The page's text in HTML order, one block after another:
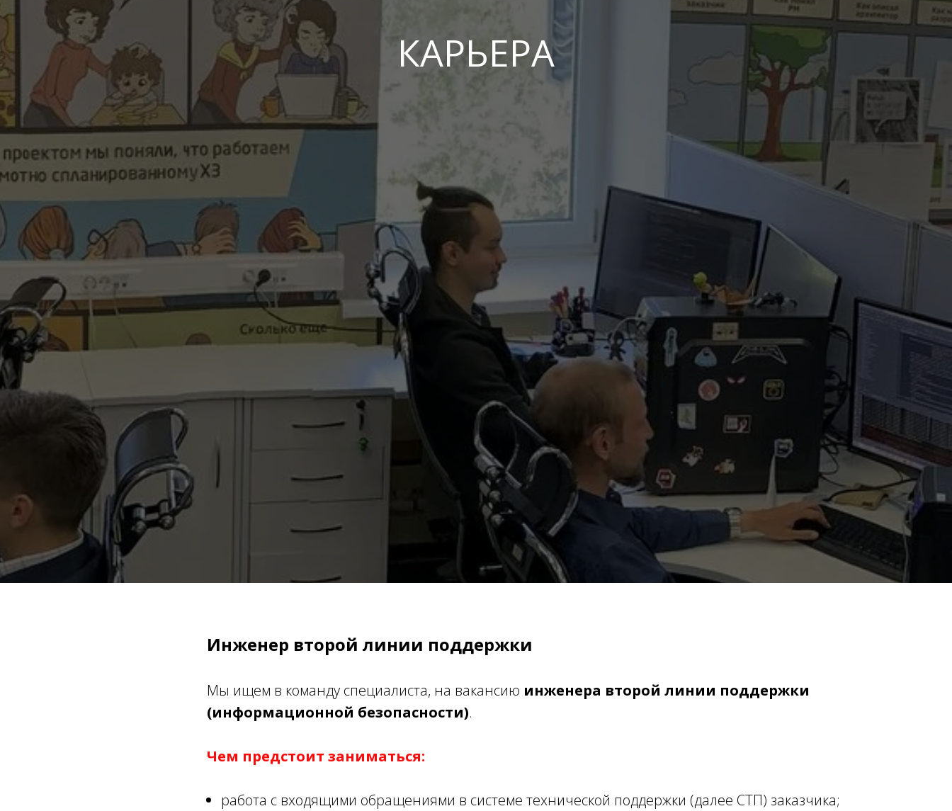
КАРЬЕРА
Инженер второй линии поддержки
Мы ищем в команду специалиста, на вакансию инженера второй линии поддержки
(информационной безопасности).
Чем предстоит заниматься:
работа с входящими обращениями в системе технической поддержки (далее СТП) заказчика;